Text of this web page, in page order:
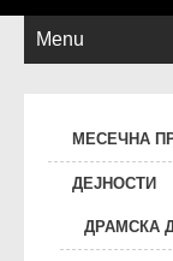
Menu
МЕСЕЧНА
ДЕЈНОСТИ
ДРАМСКА